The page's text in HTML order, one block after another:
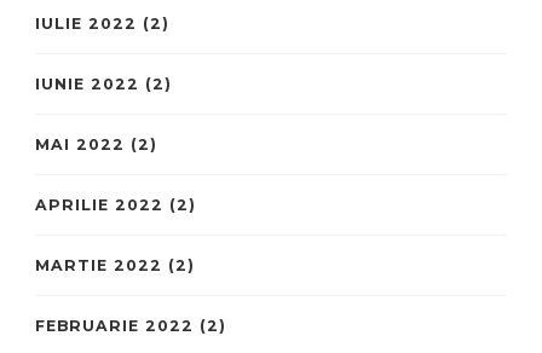
IULIE 2022 (2)
IUNIE 2022 (2)
MAI 2022 (2)
APRILIE 2022 (2)
MARTIE 2022 (2)
FEBRUARIE 2022 (2)